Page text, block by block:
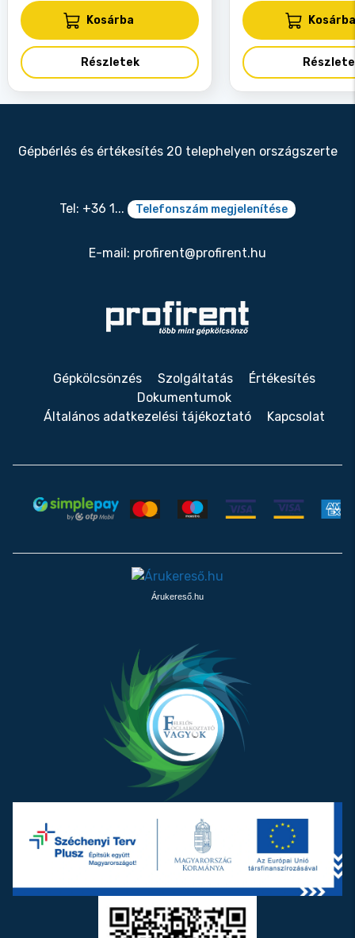
Kosárba
Részletek
Kosárba
Gépbérlés és értékesítés 20 telephelyen országszerte
Tel: +36 1... Telefonszám megjelenítése
E-mail: profirent@profirent.hu
Gépkölcsönzés Szolgáltatás
Értékesítés
Dokumentumok
Általános adatkezelési tájékoztató
Kapcsolat
Árukereső.hu